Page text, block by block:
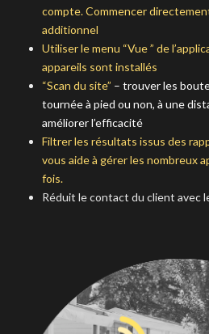
compte. Commencer
additionnel
Utiliser le menu “Vue ” de
appareils sont installés
“Scan du site” – trouver les
tournée à pied ou non, à une
améliorer l’efficacité
Filtrer les résultats issus des
vous aide à gérer les nombreux
fois.
Réduit le contact du client avec